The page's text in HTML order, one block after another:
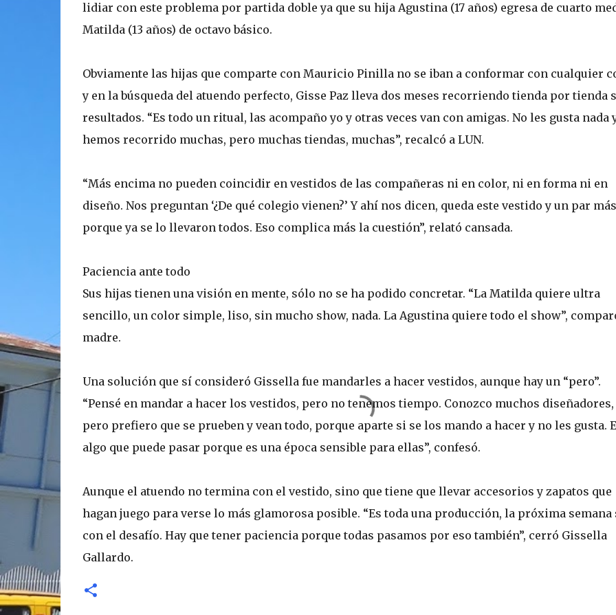
lidiar con este problema por partida doble ya que su hija Agustina (17 años) egresa de cuarto
Matilda (13 años) de octavo básico.
Obviamente las hijas que comparte con Mauricio Pinilla no se iban a conformar con cualquier
y en la búsqueda del atuendo perfecto, Gisse Paz lleva dos meses recorriendo tienda por tienda
resultados. “Es todo un ritual, las acompaño yo y otras veces van con amigas. No les gusta nada
hemos recorrido muchas, pero muchas tiendas, muchas”, recalcó a LUN.
“Más encima no pueden coincidir en vestidos de las compañeras ni en color, ni en forma ni en
diseño. Nos preguntan ‘¿De qué colegio vienen?’ Y ahí nos dicen, queda este vestido y un par
porque ya se lo llevaron todos. Eso complica más la cuestión”, relató cansada.
Paciencia ante todo
Sus hijas tienen una visión en mente, sólo no se ha podido concretar. “La Matilda quiere ultra
sencillo, un color simple, liso, sin mucho show, nada. La Agustina quiere todo el show”,
madre.
Una solución que sí consideró Gissella fue mandarles a hacer vestidos, aunque hay un “pero”.
“Pensé en mandar a hacer los vestidos, pero no tenemos tiempo. Conozco muchos diseñadores,
pero prefiero que se prueben y vean todo, porque aparte si se los mando a hacer y no les gusta.
algo que puede pasar porque es una época sensible para ellas”, confesó.
Aunque el atuendo no termina con el vestido, sino que tiene que llevar accesorios y zapatos que
hagan juego para verse lo más glamorosa posible. “Es toda una producción, la próxima semana
con el desafío. Hay que tener paciencia porque todas pasamos por eso también”, cerró Gissella
Gallardo.